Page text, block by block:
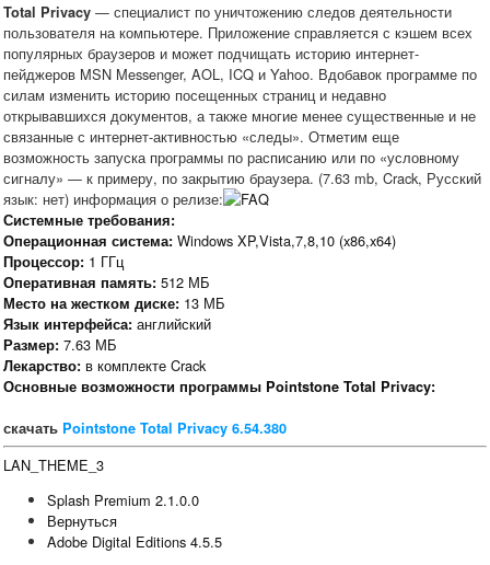
Total Privacy — специалист по уничтожению следов деятельности
пользователя на компьютере. Приложение справляется с кэшем всех
популярных браузеров и может подчищать историю интернет-
пейджеров MSN Messenger, AOL, ICQ и Yahoo. Вдобавок программе по
силам изменить историю посещенных страниц и недавно
открывавшихся документов, а также многие менее существенные и не
связанные с интернет-активностью «следы». Отметим еще
возможность запуска программы по расписанию или по «условному
сигналу» — к примеру, по закрытию браузера. (7.63 mb, Crack, Русский
язык: нет) информация о релизе:
Системные требования:
Операционная система: Windows XP,Vista,7,8,10 (x86,x64)
Процессор: 1 ГГц
Оперативная память: 512 МБ
Место на жестком диске: 13 МБ
Язык интерфейса: английский
Размер: 7.63 МБ
Лекарство: в комплекте Crack
Основные возможности программы Pointstone Total Privacy:
скачать Pointstone Total Privacy 6.54.380
LAN_THEME_3
Splash Premium 2.1.0.0
Вернуться
Adobe Digital Editions 4.5.5